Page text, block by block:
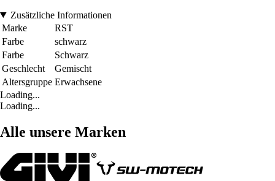
Zusätzliche Informationen
Marke
RST
Farbe
schwarz
Farbe
Schwarz
Geschlecht
Gemischt
Altersgruppe Erwachsene
Loading...
Loading...
Alle unsere Marken